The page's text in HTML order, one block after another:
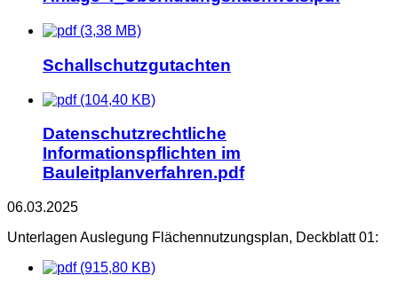
(3,38 MB)
Schallschutzgutachten
(104,40 KB)
Datenschutzrechtliche
Informationspflichten im
Bauleitplanverfahren.pdf
06.03.2025
Unterlagen Auslegung Flächennutzungsplan, Deckblatt 01:
(915,80 KB)